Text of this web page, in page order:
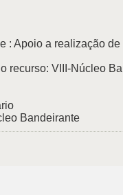
: Apoio a realização de
recurso: VIII-Núcleo
Bandeirante